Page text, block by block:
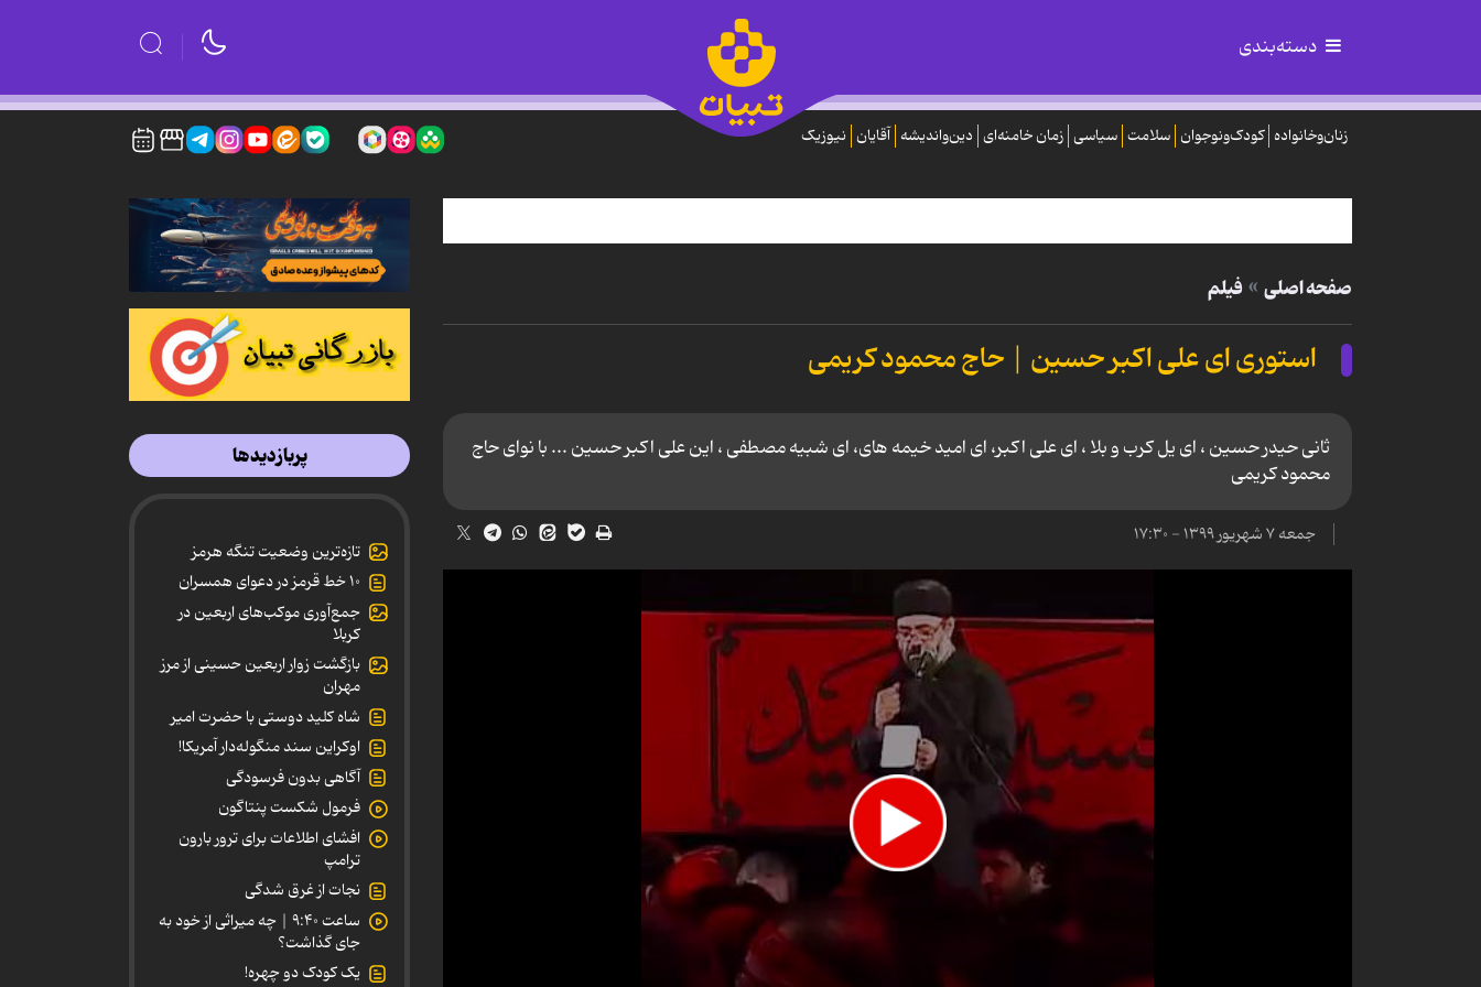
دسته‌بندی
زنان‌وخانواده کودک‌ونوجوان سلامت سیاسی زمان خامنه‌ای دین‌واندیشه آقایان نیوزیک
صفحه اصلی فیلم
استوری اى على اكبر حسين | حاج محمود كريمى
ثانی حیدر حسین ، ای یل کرب و بلا ، ای علی اکبر، ای امید خیمه های، ای شبیه مصطفی ، این علی اکبر حسین ... با نوای حاج
محمود کریمی
جمعه ۷ شهریور ۱۳۹۹ - ۱۷:۳۰
پربازدیدها
تازه‌ترین وضعیت تنگه هرمز
۱۰ خط قرمز در دعوای همسران
جمع‌آوری موکب‌های اربعین در
کربلا
بازگشت زوار اربعین حسینی از مرز
مهران
شاه کلید دوستی با حضرت امیر
اوکراین سند منگوله‌دار آمریکا!
آگاهی بدون فرسودگی
فرمول شکست پنتاگون
افشای اطلاعات برای ترور بارون
ترامپ
نجات از غرق شدگی
ساعت ۹:۴۰ | چه میراثی از خود به
جای گذاشت؟
یک کودک دو چهره!